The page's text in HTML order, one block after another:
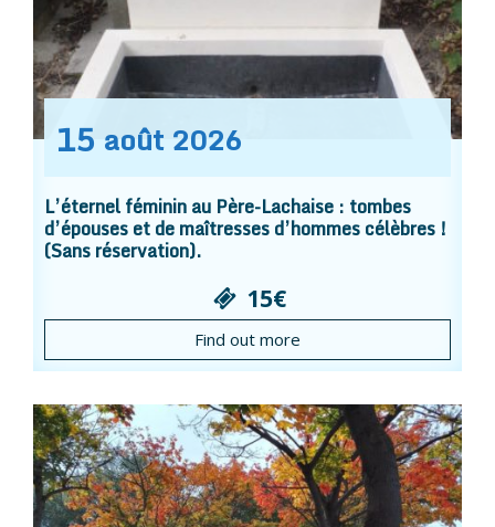
15 août 2026
L’éternel féminin au Père-Lachaise : tombes
d’épouses et de maîtresses d’hommes célèbres !
(Sans réservation).
15€
Find out more